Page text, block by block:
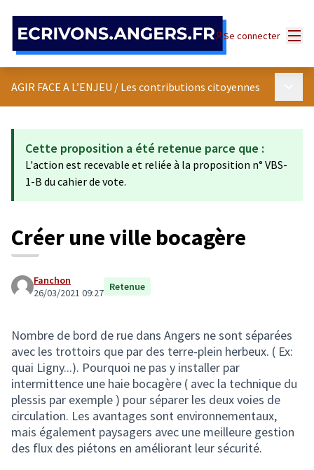
Se connecter
AGIR FACE A L’ENJEU / Les contributions citoyennes
Cette proposition a été retenue parce que :
L'action est recevable et reliée à la proposition n° VBS-
1-B du cahier de vote.
Créer une ville bocagère
Fanchon
26/03/2021 09:27 Retenue
Nombre de bord de rue dans Angers ne sont séparées
avec les trottoirs que par des terre-plein herbeux. ( Ex:
quai Ligny...). Pourquoi ne pas y installer par
intermittence une haie bocagère ( avec la technique du
plessis par exemple ) pour séparer les deux voies de
circulation. Les avantages sont environnementaux,
mais également paysagers avec une meilleure gestion
des flux des piétons en améliorant leur sécurité.